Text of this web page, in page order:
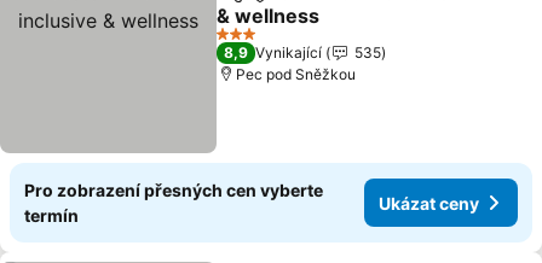
& wellness
3 Počet hvězdiček
8,9 Vynikající
535
Pec pod Sněžkou
Pro zobrazení přesných cen vyberte
termín
Ukázat ceny